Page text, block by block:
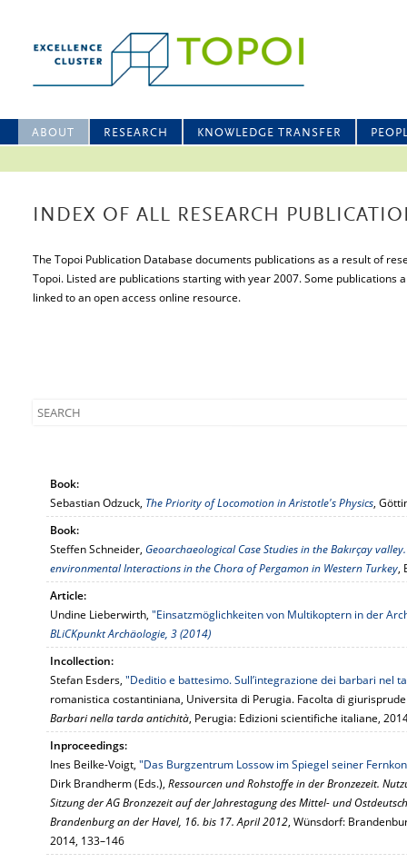
ABOUT RESEARCH KNOWLEDGE TRANSFER
INDEX OF ALL RESEARCH
The Topoi Publication Database documents publications as a result of
Topoi. Listed are publications starting with year 2007. Some publications
linked to an open access online resource.
Book:
Sebastian Odzuck, The Priority of Locomotion in Aristotle's Physics,
Book:
Steffen Schneider, Geoarchaeological Case Studies in the Bakırçay
environmental Interactions in the Chora of Pergamon in Western Turkey,
Article:
Undine Lieberwirth, "Einsatzmöglichkeiten von Multikoptern in der
BLiCKpunkt Archäologie, 3 (2014)
Incollection:
Stefan Esders, "Deditio e battesimo. Sull’integrazione dei barbari nel
romanistica costantiniana, Universita di Perugia. Facolta di
Barbari nella tarda antichità, Perugia: Edizioni scientifiche italiane,
Inproceedings:
Ines Beilke-Voigt, "Das Burgzentrum Lossow im Spiegel seiner
Dirk Brandherm (Eds.), Ressourcen und Rohstoffe in der Bronzezeit.
Sitzung der AG Bronzezeit auf der Jahrestagung des Mittel- und
Brandenburg an der Havel, 16. bis 17. April 2012, Wünsdorf:
2014, 133–146